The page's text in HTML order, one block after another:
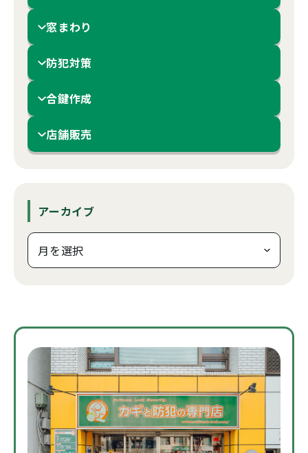
窓まわり
防犯対策
合鍵作成
店舗販売
アーカイブ